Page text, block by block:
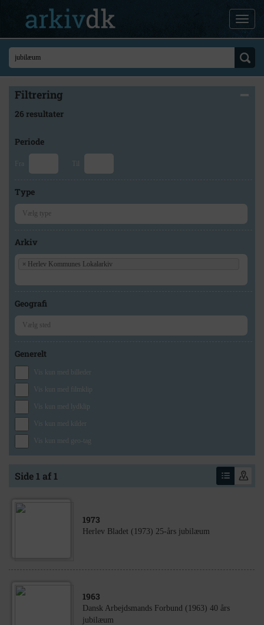
Filtrering
26 resultater
Periode
Fra Til
Type
Arkiv
× Herlev Kommunes Lokalarkiv
Geografi
Generelt
Vis kun med billeder
Vis kun med filmklip
Vis kun med lydklip
Vis kun med kilder
Vis kun med geo-tag
Side 1 af 1
1973
Herlev Bladet (1973) 25-års jubilæum
1963
Dansk Arbejdsmands Forbund (1963) 40 års
jubilæum